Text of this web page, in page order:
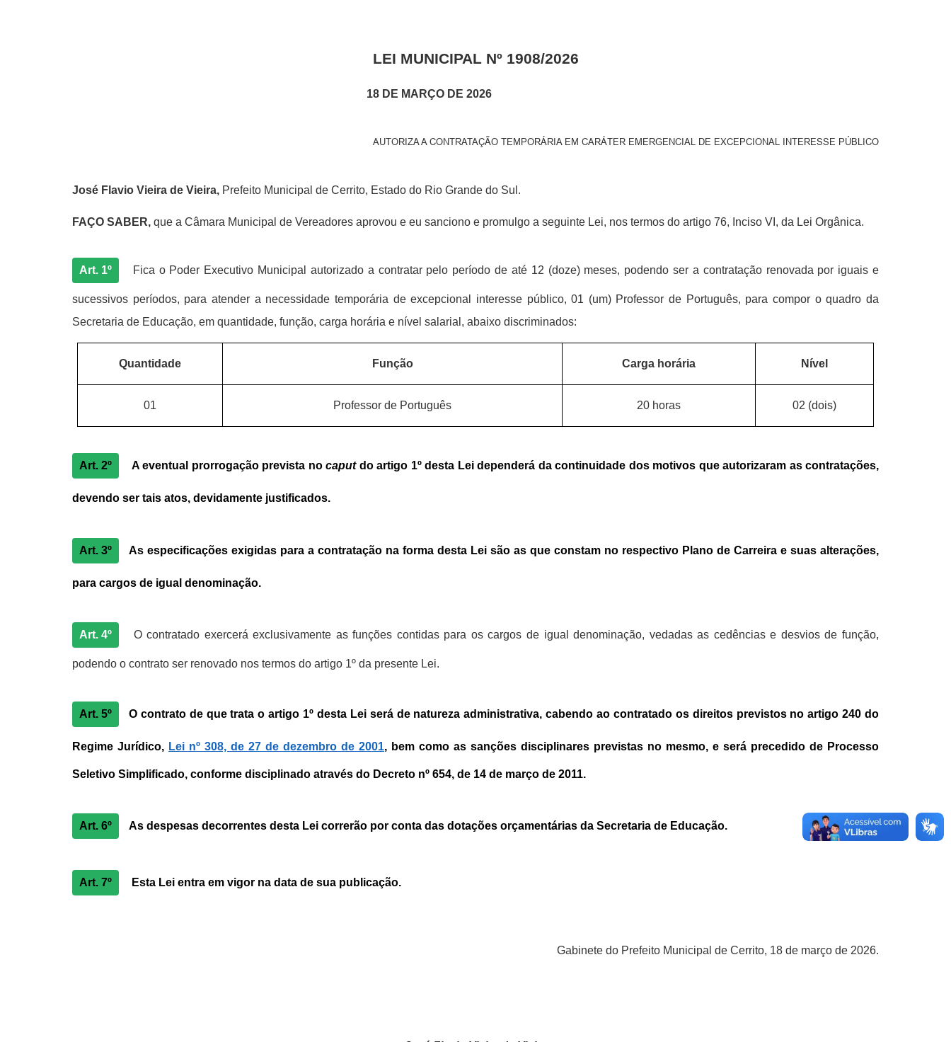
LEI MUNICIPAL Nº 1908/2026
18 DE MARÇO DE 2026
AUTORIZA A CONTRATAÇÃO TEMPORÁRIA EM CARÁTER EMERGENCIAL DE EXCEPCIONAL INTERESSE PÚBLICO
José Flavio Vieira de Vieira, Prefeito Municipal de Cerrito, Estado do Rio Grande do Sul.
FAÇO SABER, que a Câmara Municipal de Vereadores aprovou e eu sanciono e promulgo a seguinte Lei, nos termos do artigo 76, Inciso VI, da Lei Orgânica.
Art. 1º Fica o Poder Executivo Municipal autorizado a contratar pelo período de até 12 (doze) meses, podendo ser a contratação renovada por iguais e
sucessivos períodos, para atender a necessidade temporária de excepcional interesse público, 01 (um) Professor de Português, para compor o quadro da
Secretaria de Educação, em quantidade, função, carga horária e nível salarial, abaixo discriminados:
Quantidade Função Carga horária Nível
01 Professor de Português 20 horas 02 (dois)
Art. 2º A eventual prorrogação prevista no caputdo artigo 1º desta Lei dependerá da continuidade dos motivos que autorizaram as contratações,
devendo ser tais atos, devidamente justificados.
Art. 3º As especificações exigidas para a contratação na forma desta Lei são as que constam no respectivo Plano de Carreira e suas alterações,
para cargos de igual denominação.
Art. 4º O contratado exercerá exclusivamente as funções contidas para os cargos de igual denominação, vedadas as cedências e desvios de função,
podendo o contrato ser renovado nos termos do artigo 1º da presente Lei.
Art. 5º O contrato de que trata o artigo 1º desta Lei será de natureza administrativa, cabendo ao contratado os direitos previstos no artigo 240 do
Regime Jurídico, Lei nº 308, de 27 de dezembro de 2001, bem como as sanções disciplinares previstas no mesmo, e será precedido de Processo
Seletivo Simplificado, conforme disciplinado através do Decreto nº 654, de 14 de março de 2011.
Art. 6º As despesas decorrentes desta Lei correrão por conta das dotações orçamentárias da Secretaria de Educação.
Art. 7º Esta Lei entra em vigor na data de sua publicação.
Gabinete do Prefeito Municipal de Cerrito, 18 de março de 2026.